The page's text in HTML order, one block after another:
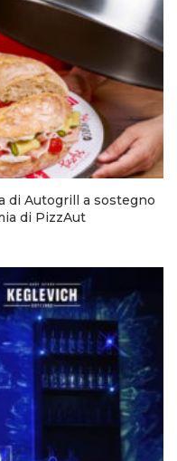
di Autogrill a sostegno
di PizzAut